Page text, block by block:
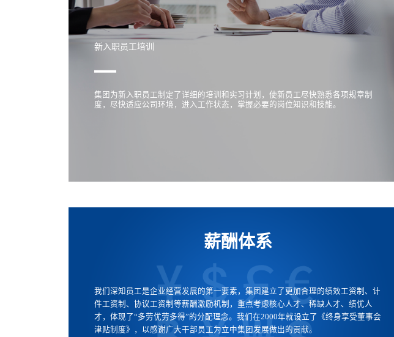
新入职员工培训
集团为新入职员工制定了详细的培训和实习计划，使新员工尽快熟悉各项规章制
度，尽快适应公司环境，进入工作状态，掌握必要的岗位知识和技能。
薪酬体系
我们深知员工是企业经营发展的第一要素，集团建立了更加合理的绩效工资制、计
件工资制、协议工资制等薪酬激励机制，重点考虑核心人才、稀缺人才、绩优人
才，体现了“多劳优劳多得”的分配理念。我们在2000年就设立了《终身享受董事会
津贴制度》，以感谢广大干部员工为立中集团发展做出的贡献。